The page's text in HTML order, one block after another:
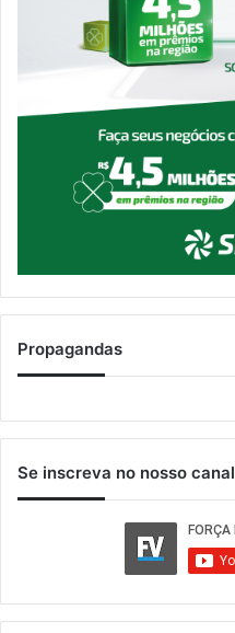
Propagandas
Se inscreva no nosso canal